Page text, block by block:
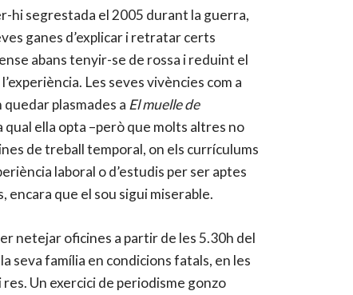
hi segrestada el 2005 durant la guerra,
ganes d’explicar i retratar certs
abans tenyir-se de rossa i reduint el
Les seves vivències com a
plasmades a El muelle de
qual ella opta –però que molts altres no
de treball temporal, on els currículums
laboral o d’estudis per ser aptes
encara que el sou sigui miserable.
netejar oficines a partir de les 5.30h del
seva família en condicions fatals, en les
Un exercici de periodisme gonzo